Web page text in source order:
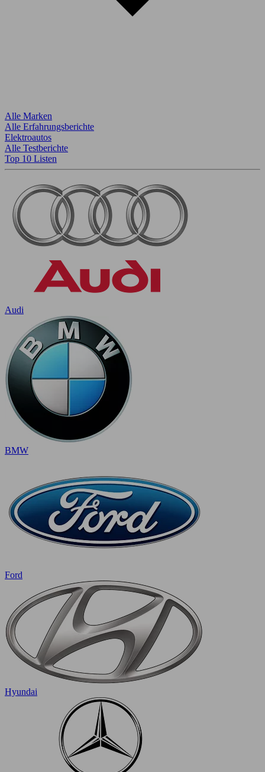
Alle Marken
Alle Erfahrungsberichte
Elektroautos
Alle Testberichte
Top 10 Listen
Audi
BMW
Ford
Hyundai